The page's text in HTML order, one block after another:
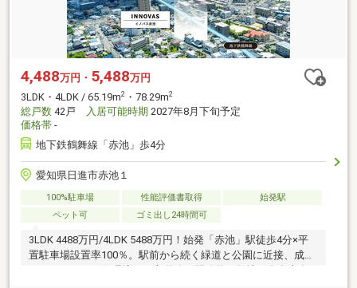
4,488万円・ 5,488万円
3LDK・4LDK / 65.19m2 ・78.29m2
総戸数 42戸 入居可能時期 2027年8月下旬予定
価格帯 -
地下鉄鶴舞線「赤池」歩4分
愛知県日進市赤池１
100%駐車場 性能評価書取得
始発駅
ペット可
ゴミ出し24時間可
3LDK 4488万円/4LDK 5488万円！始発「赤池」駅徒歩4分×平
置駐車場設置率100％。駅前から続く緑道と公園に近接、成熟